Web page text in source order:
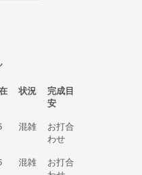
状況
完成目
安
混雑
お打合
わせ
混雑
お打合